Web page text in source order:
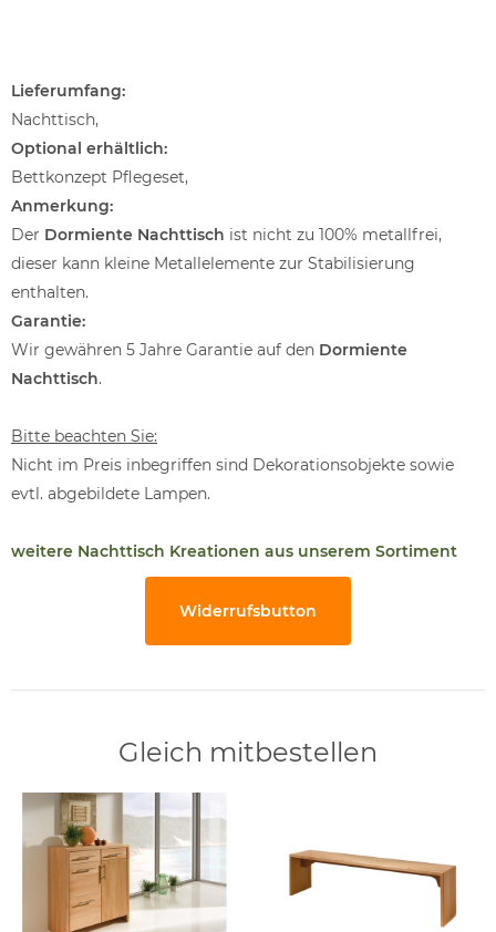
Lieferumfang:
Nachttisch,
Optional erhältlich:
Bettkonzept Pflegeset,
Anmerkung:
Der Dormiente Nachttisch ist nicht zu 100% metallfrei,
dieser kann kleine Metallelemente zur Stabilisierung
enthalten.
Garantie:
Wir gewähren 5 Jahre Garantie auf den Dormiente
Nachttisch.
Bitte beachten Sie:
Nicht im Preis inbegriffen sind Dekorationsobjekte sowie
evtl. abgebildete Lampen.
weitere Nachttisch Kreationen aus unserem Sortiment
Widerrufsbutton
Gleich mitbestellen